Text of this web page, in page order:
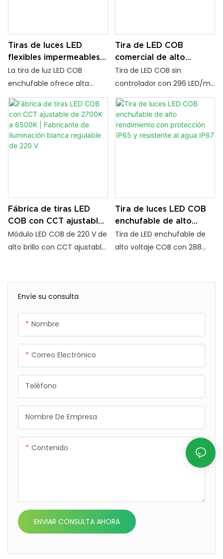
Envíe su consulta
Nombre
Correo Electrónico
Teléfono
Nombre De Empresa
Contenido
ENVIAR CONSULTA AHORA
Tiras de luces LED
flexibles impermeables
IP65 - Luces de
mazorca de alto voltaje
La tira de luz LED COB
enchufable ofrece alta
luminosidad, iluminación sin
puntos con difusión de PVC,
protección contra el agua
IP65/IP67 y estabilidad a
larga distancia de 110/220 V.
aplicaciones versátiles.
Tira de LED COB
comercial de alto
voltaje sin controlador,
296 LED por metro,
Tira de LED COB sin
controlador con 296 LED/m,
entrada de alto voltaje (110
V/220 V) y clasificación de
resistencia al agua IP65. Alto
brillo y fácil instalación para
Fábrica de tiras LED
COB con CCT ajustable
de 2700K a 6500K |
Fabricante de
Módulo LED COB de 220 V de
alto brillo con CCT ajustable
OEM.
Tira de luces LED COB
enchufable de alto
rendimiento con
protección IP65 y
Tira de LED enchufable de
alto voltaje COB con 288
50.000 horas, ideal para
iluminación exterior.